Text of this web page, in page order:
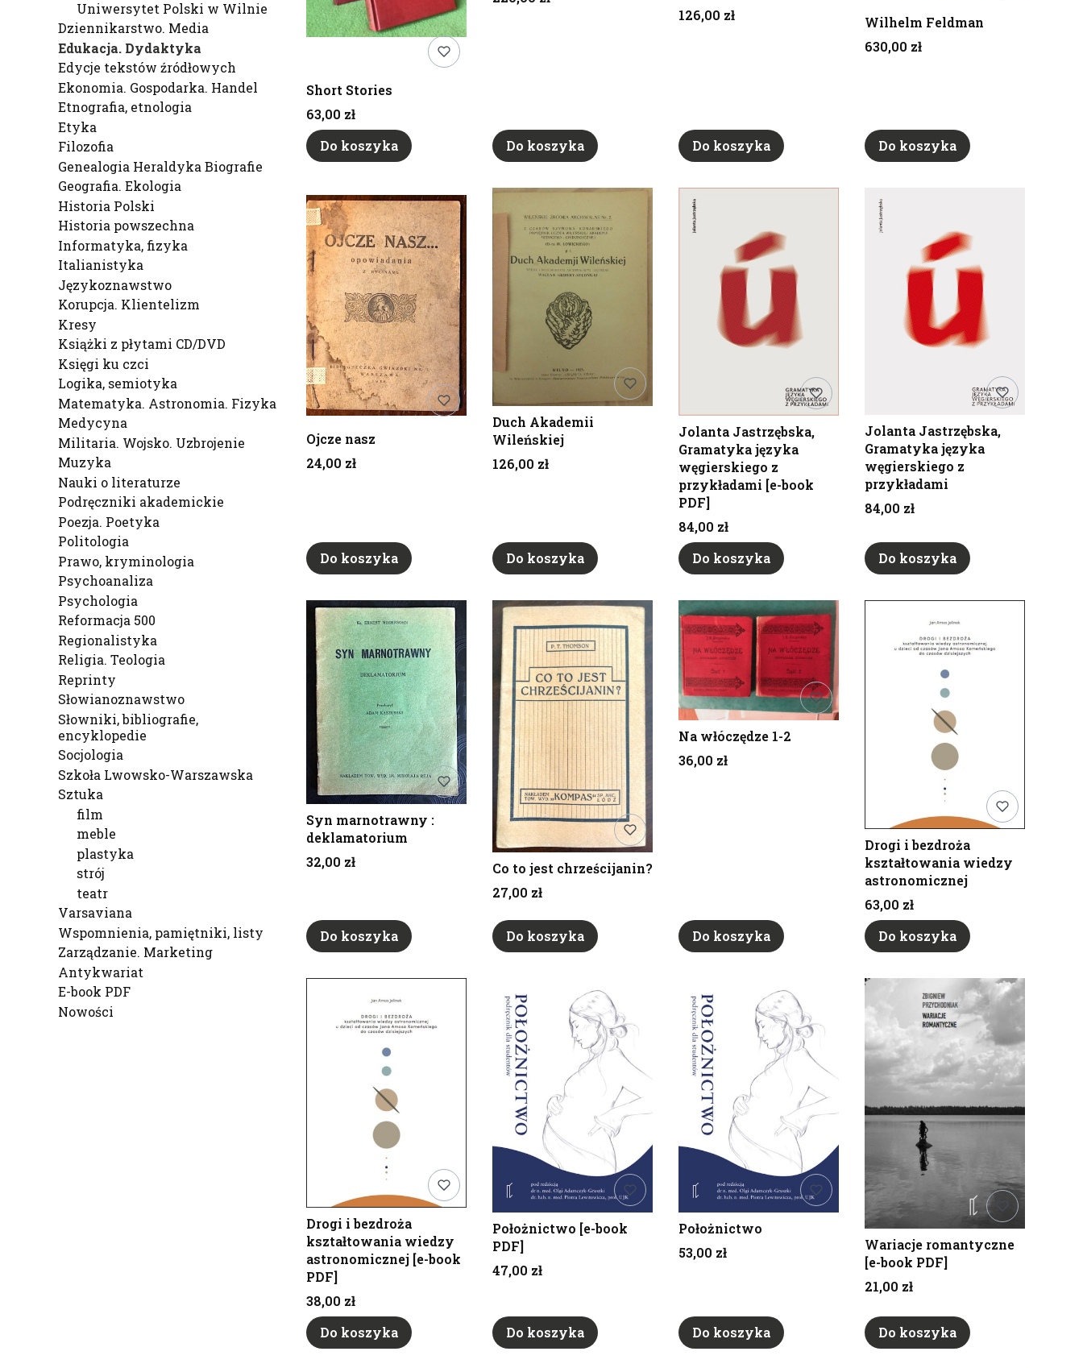
Uniwersytet Polski w Wilnie
Dziennikarstwo. Media
Edukacja. Dydaktyka
Edycje tekstów źródłowych
Ekonomia. Gospodarka. Handel
Etnografia, etnologia
Etyka
Filozofia
Genealogia Heraldyka Biografie
Geografia. Ekologia
Historia Polski
Historia powszechna
Informatyka, fizyka
Italianistyka
Językoznawstwo
Korupcja. Klientelizm
Kresy
Książki z płytami CD/DVD
Księgi ku czci
Logika, semiotyka
Matematyka. Astronomia. Fizyka
Medycyna
Militaria. Wojsko. Uzbrojenie
Muzyka
Nauki o literaturze
Podręczniki akademickie
Poezja. Poetyka
Politologia
Prawo, kryminologia
Psychoanaliza
Psychologia
Reformacja 500
Regionalistyka
Religia. Teologia
Reprinty
Słowianoznawstwo
Słowniki, bibliografie,
encyklopedie
Socjologia
Szkoła Lwowsko-Warszawska
Sztuka
film
meble
plastyka
strój
teatr
Varsaviana
Wspomnienia, pamiętniki, listy
Zarządzanie. Marketing
Antykwariat
E-book PDF
Nowości
Short Stories
Cena
63,00 zł
Do koszyka
Do koszyka
Cena
126,00 zł
Do koszyka
Wilhelm Feldman
Cena
630,00 zł
Do koszyka
Ojcze nasz
Cena
24,00 zł
Do koszyka
Duch Akademii
Wileńskiej
Cena
126,00 zł
Do koszyka
Jolanta Jastrzębska,
Gramatyka języka
węgierskiego z
przykładami [e-book
PDF]
Cena
84,00 zł
Do koszyka
Jolanta Jastrzębska,
Gramatyka języka
węgierskiego z
przykładami
Cena
84,00 zł
Do koszyka
Syn marnotrawny :
deklamatorium
Cena
32,00 zł
Do koszyka
Co to jest chrześcijanin?
Cena
27,00 zł
Do koszyka
Na włóczędze 1-2
Cena
36,00 zł
Do koszyka
Drogi i bezdroża
kształtowania wiedzy
astronomicznej
Cena
63,00 zł
Do koszyka
Drogi i bezdroża
kształtowania wiedzy
astronomicznej [e-book
PDF]
Cena
38,00 zł
Do koszyka
Położnictwo [e-book
PDF]
Cena
47,00 zł
Do koszyka
Położnictwo
Cena
53,00 zł
Do koszyka
Wariacje romantyczne
[e-book PDF]
Cena
21,00 zł
Do koszyka